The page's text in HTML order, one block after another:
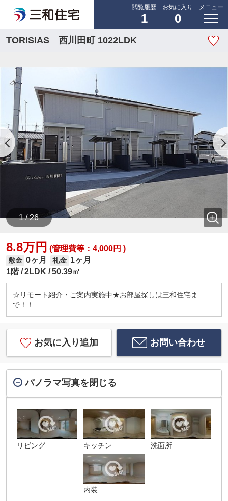
閲覧履歴
1
お気に入り
0
メニュー
TORISIAS 西川田町 1022LDK
1 / 26
8.8万円 (管理費等：4,000円 )
敷金 0ヶ月 礼金 1ヶ月
1階 2LDK 50.39㎡
☆リモート紹介・ご案内実施中★お部屋探しは三和住宅ま
で！！
お気に入り追加 お問い合わせ
パノラマ写真を閉じる
リビング キッチン 洗面所
内装